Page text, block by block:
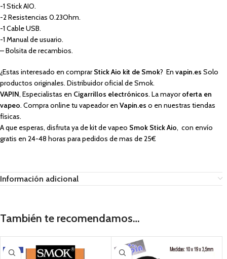
-1 Stick AIO.
-2 Resistencias 0.23Ohm.
-1 Cable USB.
-1 Manual de usuario.
– Bolsita de recambios.
¿Estas interesado en comprarStick Aio kit de Smok? En vapin.es Solo
productos originales. Distribuidor oficial de Smok.
VAPIN, Especialistas en Cigarrillos electrónicos. La mayoroferta en
vapeo. Compra online tu vapeador en Vapin.es o en nuestras tiendas
físicas.
A que esperas, disfruta ya de kit de vapeo Smok Stick Aio, con envío
gratis en 24-48 horas para pedidos de mas de 25€
Información adicional
También te recomendamos…
-28%